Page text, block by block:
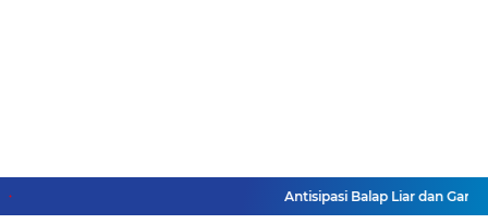
Antisipasi Balap Liar dan